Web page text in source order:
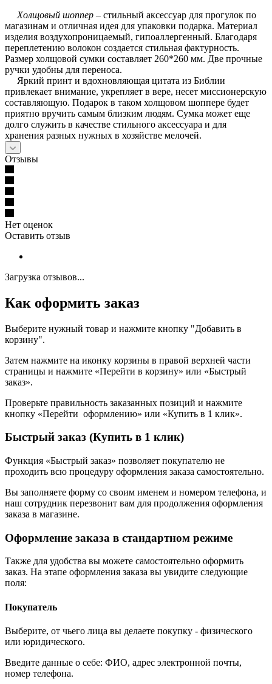
Холщовый шоппер – стильный аксессуар для прогулок по
магазинам и отличная идея для упаковки подарка. Материал
изделия воздухопроницаемый, гипоаллергенный. Благодаря
переплетению волокон создается стильная фактурность.
Размер холщовой сумки составляет 260*260 мм. Две прочные
ручки удобны для переноса.
Яркий принт и вдохновляющая цитата из Библии
привлекает внимание, укрепляет в вере, несет миссионерскую
составляющую. Подарок в таком холщовом шоппере будет
приятно вручить самым близким людям. Сумка может еще
долго служить в качестве стильного аксессуара и для
хранения разных нужных в хозяйстве мелочей.
Отзывы
Нет оценок
Оставить отзыв
Загрузка отзывов...
Как оформить заказ
Выберите нужный товар и нажмите кнопку "Добавить в
корзину".
Затем нажмите на иконку корзины в правой верхней части
страницы и нажмите «Перейти в корзину» или «Быстрый
заказ».
Проверьте правильность заказанных позиций и нажмите
кнопку «Перейти оформлению» или «Купить в 1 клик».
Быстрый заказ (Купить в 1 клик)
Функция «Быстрый заказ» позволяет покупателю не
проходить всю процедуру оформления заказа самостоятельно.
Вы заполняете форму со своим именем и номером телефона, и
наш сотрудник перезвонит вам для продолжения оформления
заказа в магазине.
Оформление заказа в стандартном режиме
Также для удобства вы можете самостоятельно оформить
заказ. На этапе оформления заказа вы увидите следующие
поля:
Покупатель
Выберите, от чьего лица вы делаете покупку - физического
или юридического.
Введите данные о себе: ФИО, адрес электронной почты,
номер телефона.